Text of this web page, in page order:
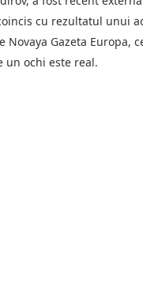
cu rezultatul unui
Gazeta Europa,
un ochi este real.